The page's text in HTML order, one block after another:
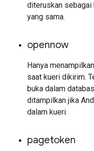
diteruskan sebagai
yang sama.
opennow
Hanya
saat kueri dikirim.
buka dalam
ditampilkan jika
dalam kueri.
pagetoken